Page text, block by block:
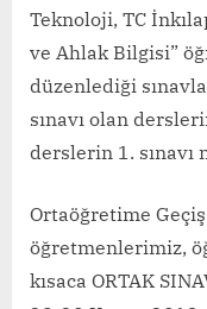
Teknoloji, TC
ve Ahlak Bilgisi”
düzenlediği
sınavı olan
derslerin 1. sınavı
Ortaöğretime Geçiş
öğretmenlerimiz,
kısaca ORTAK